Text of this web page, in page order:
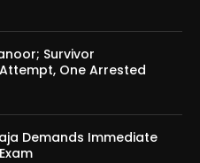
Survivor
One Arrested
Demands Immediate